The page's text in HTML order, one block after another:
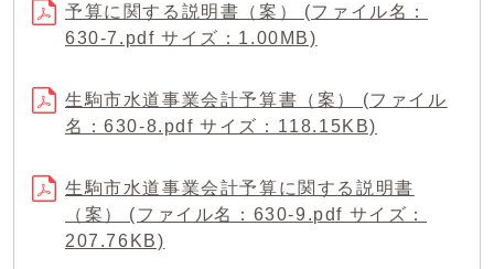
予算に関する説明書（案） (ファイル名：
630-7.pdf サイズ：1.00MB)
生駒市水道事業会計予算書（案） (ファイル
名：630-8.pdf サイズ：118.15KB)
生駒市水道事業会計予算に関する説明書
（案） (ファイル名：630-9.pdf サイズ：
207.76KB)